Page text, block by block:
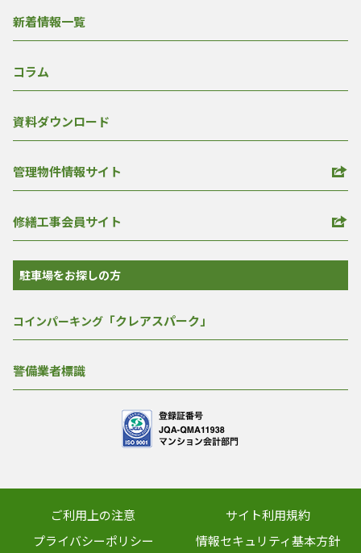
新着情報一覧
コラム
資料ダウンロード
管理物件情報サイト
修繕工事会員サイト
駐車場をお探しの方
コインパーキング 「クレアスパーク」
警備業者標識
ご利用上の注意
サイト利用規約
プライバシーポリシー
情報セキュリティ基本方針